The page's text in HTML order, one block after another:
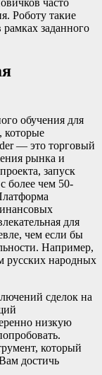
часто
Роботу такие
рамках заданного
обучения для
которые
— это торговый
рынка и
запуск
более чем 50-
для
чем если бы
Например,
русских народных
сделок на
низкую
который
достичь